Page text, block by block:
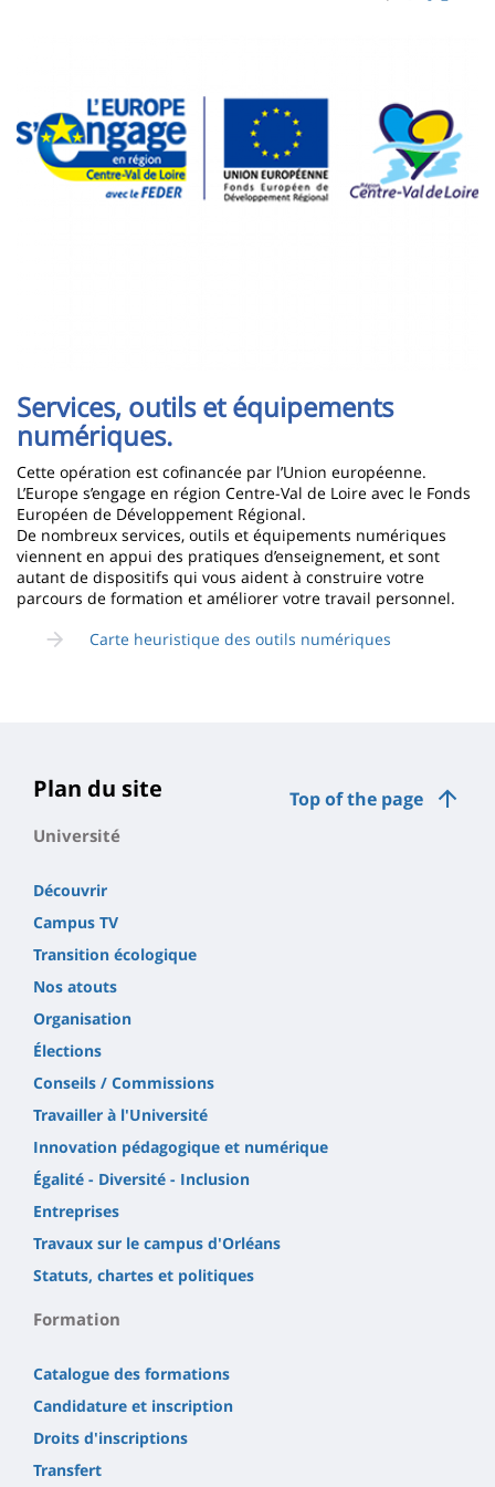
la
page
principale
Services, outils et équipements
numériques.
Cette opération est cofinancée par l’Union européenne.
L’Europe s’engage en région Centre-Val de Loire avec le Fonds
Européen de Développement Régional.
De nombreux services, outils et équipements numériques
viennent en appui des pratiques d’enseignement, et sont
autant de dispositifs qui vous aident à construire votre
parcours de formation et améliorer votre travail personnel.
Carte heuristique des outils numériques
Top of the page
Plan du site
Université
Découvrir
Campus TV
Transition écologique
Nos atouts
Organisation
Élections
Conseils / Commissions
Travailler à l'Université
Innovation pédagogique et numérique
Égalité - Diversité - Inclusion
Entreprises
Travaux sur le campus d'Orléans
Statuts, chartes et politiques
Formation
Catalogue des formations
Candidature et inscription
Droits d'inscriptions
Transfert